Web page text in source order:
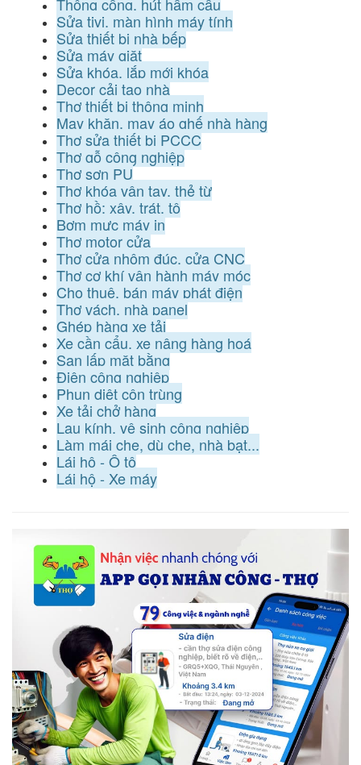
Sửa tivi, màn hình máy tính
Sửa thiết bị nhà bếp
Sửa máy giặt
Sửa khóa, lắp mới khóa
Decor cải tạo nhà
Thợ thiết bị thông minh
May khăn, may áo ghế nhà hàng
Thợ sửa thiết bị PCCC
Thợ gỗ công nghiệp
Thợ sơn PU
Thợ khóa vân tay, thẻ từ
Thợ hồ: xây, trát, tô
Bơm mực máy in
Thợ motor cửa
Thợ cửa nhôm đúc, cửa CNC
Thợ cơ khí vận hành máy móc
Cho thuê, bán máy phát điện
Thợ vách, nhà panel
Ghép hàng xe tải
Xe cần cẩu, xe nâng hàng hoá
San lấp mặt bằng
Điện công nghiệp
Phun diệt côn trùng
Xe tải chở hàng
Lau kính, vệ sinh công nghiệp
Làm mái che, dù che, nhà bạt...
Lái hộ - Ô tô
Lái hộ - Xe máy